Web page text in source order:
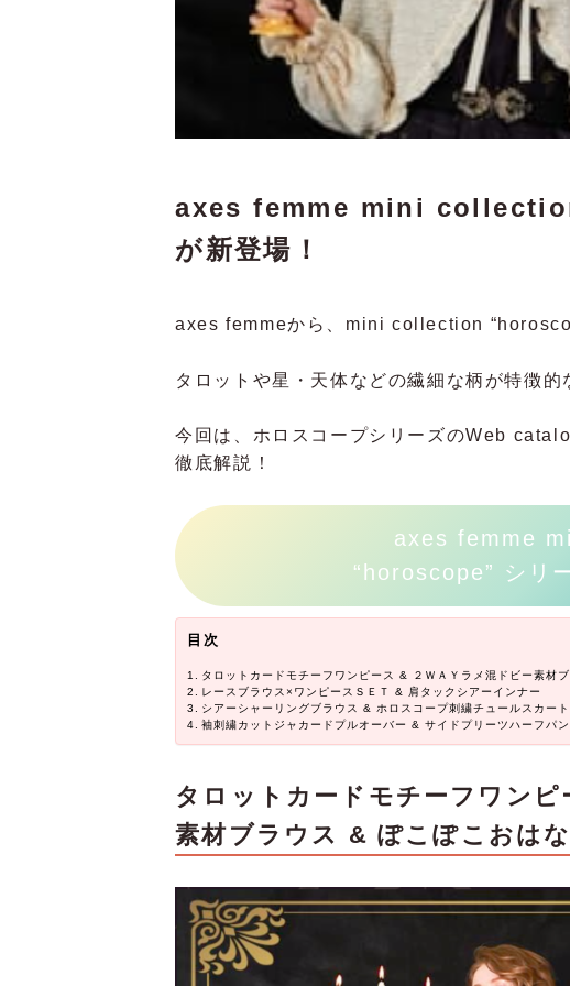
axes femme mini
が新登場！
axes femmeから、mini collection
タロットや星・天体などの繊細な柄が特徴的
今回は、ホロスコープシリーズのWeb
徹底解説！
axes femme
“horoscope” シリ
目次
タロットカードモチーフワンピース & ２ＷＡＹラメ混ドビー素材
レースブラウス×ワンピースＳＥＴ & 肩タックシアーインナー
シアーシャーリングブラウス & ホロスコープ刺繍チュールスカー
袖刺繍カットジャカードプルオーバー & サイドプリーツハーフパ
タロットカードモチーフワン
素材ブラウス & ぽこぽこおは